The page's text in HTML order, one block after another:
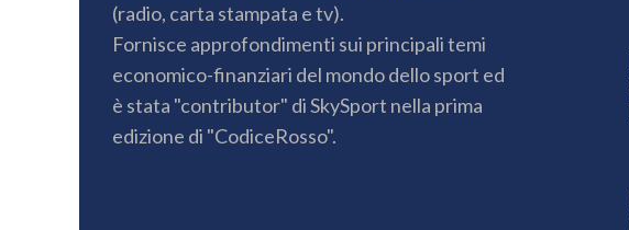
(radio, carta stampata e tv).
Fornisce approfondimenti sui principali temi
economico-finanziari del mondo dello sport ed
è stata "contributor" di SkySport nella prima
edizione di "CodiceRosso".